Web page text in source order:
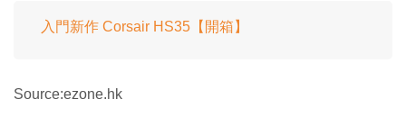
入門新作 Corsair HS35【開箱】
Source:ezone.hk